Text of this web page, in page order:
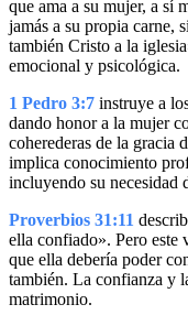
que ama a su mujer, a sí
jamás a su propia carne,
también Cristo a la
emocional y psicológica.
1 Pedro 3:7 instruye a
dando honor a la mujer
coherederas de la gracia
implica conocimiento
incluyendo su necesidad
Proverbios 31:11
ella confiado». Pero
que ella debería poder
también. La confianza y
matrimonio.